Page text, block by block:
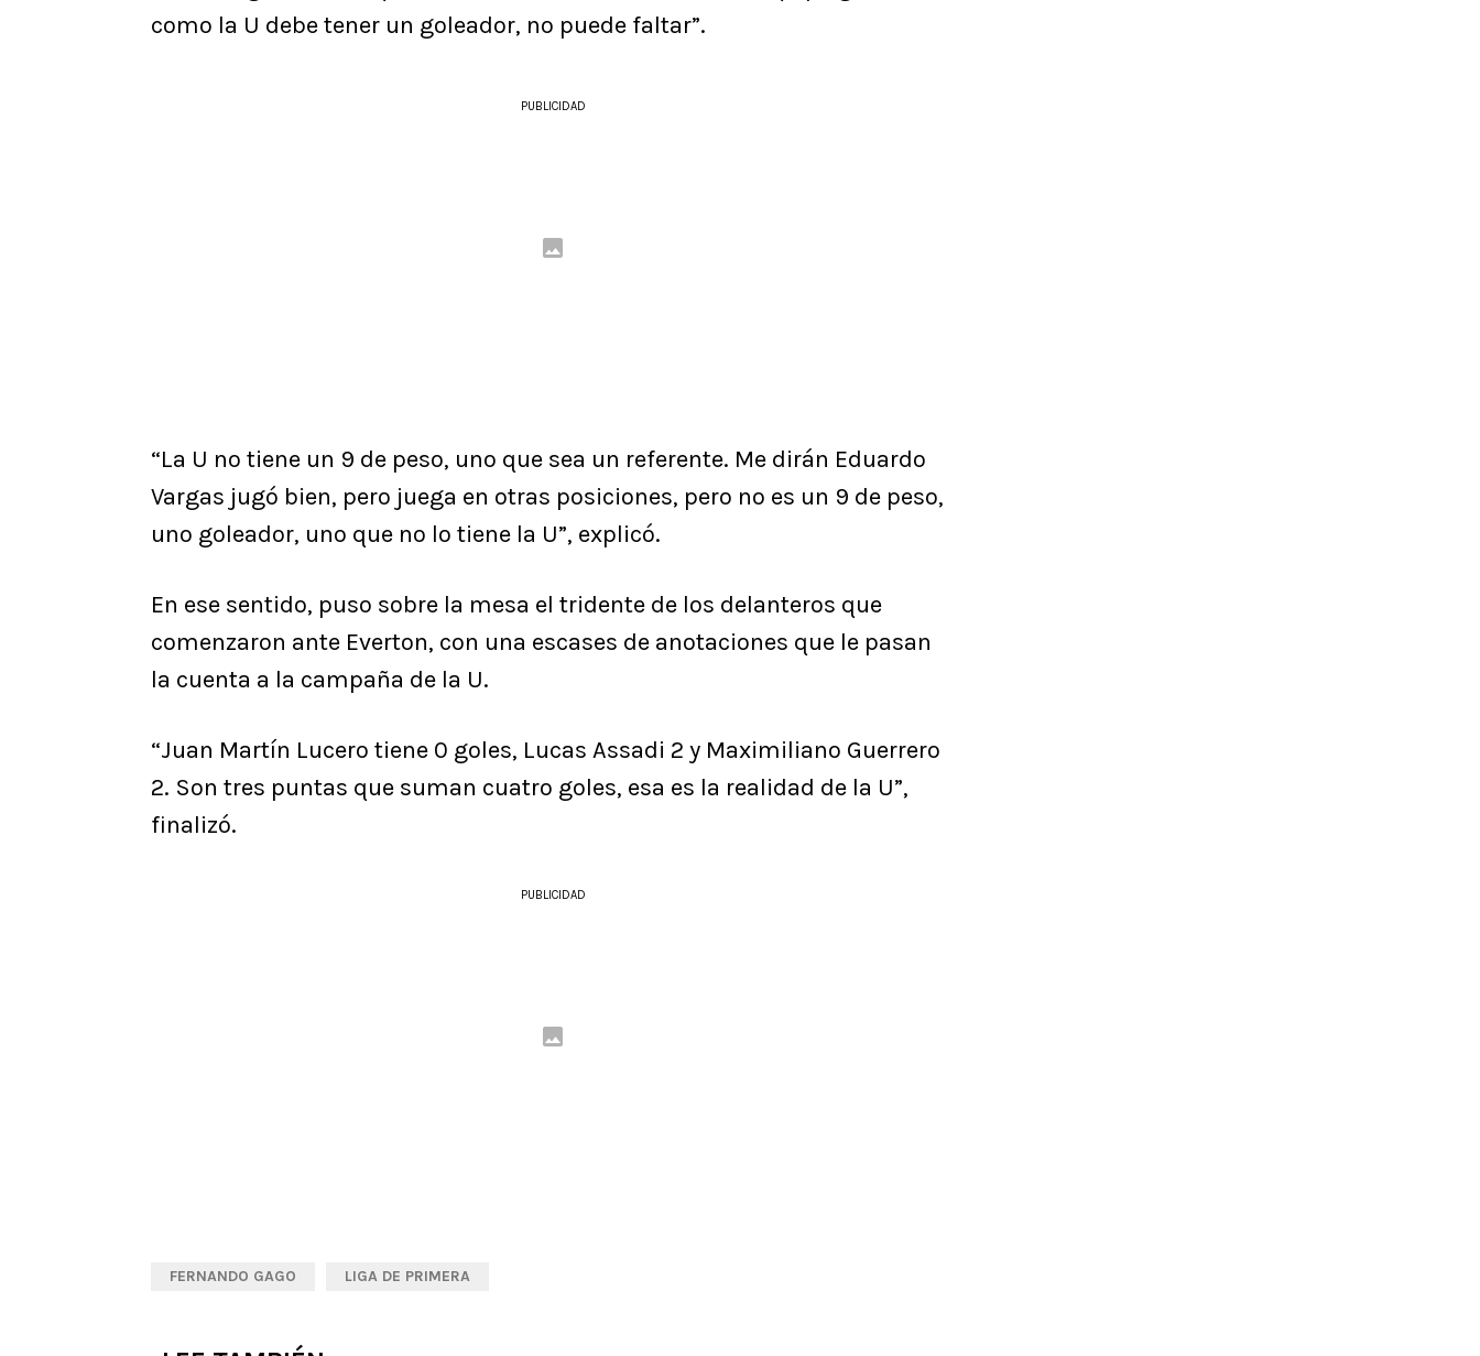
como la U debe tener un goleador, no puede faltar”.
PUBLICIDAD
“La U no tiene un 9 de peso, uno que sea un referente. Me dirán Eduardo
Vargas jugó bien, pero juega en otras posiciones, pero no es un 9 de peso,
uno goleador, uno que no lo tiene la U”, explicó.
En ese sentido, puso sobre la mesa el tridente de los delanteros que
comenzaron ante Everton, con una escases de anotaciones que le pasan
la cuenta a la campaña de la U.
“Juan Martín Lucero tiene 0 goles, Lucas Assadi 2 y Maximiliano Guerrero
2. Son tres puntas que suman cuatro goles, esa es la realidad de la U”,
finalizó.
PUBLICIDAD
FERNANDO GAGO LIGA DE PRIMERA